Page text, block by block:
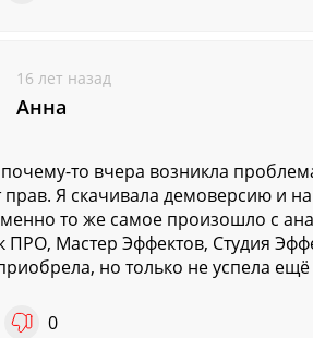
16 лет назад
Анна
то вчера возникла
прав. Я скачивала демоверсию и
то же самое произошло с
ПРО, Мастер Эффектов, Студия
но только не успела
0